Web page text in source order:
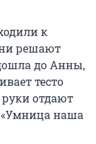
к
решают
до Анны,
тесто
отдают
«Умница наша